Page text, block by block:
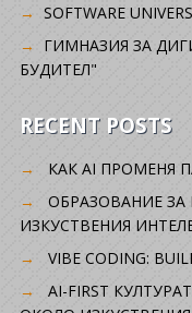
SOFTWARE
ГИМНАЗИЯ ЗА
БУДИТЕЛ"
RECENT POSTS
КАК AI ПРОМЕНЯ
ОБРАЗОВАНИЕ
ИЗКУСТВЕНИЯ
VIBE CODING:
AI-FIRST